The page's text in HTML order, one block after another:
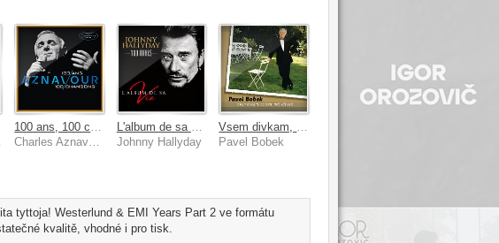
Johnny Hallyday
Pavel Bobek
tyttoja! Westerlund & EMI Years Part 2 ve formátu
kvalitě, vhodné i pro tisk.